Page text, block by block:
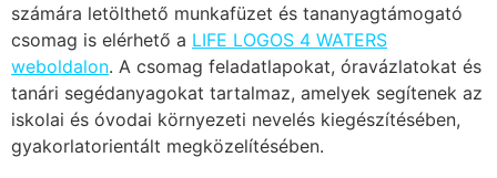
számára letölthető munkafüzet és tananyagtámogató
csomag is elérhető a LIFE LOGOS 4 WATERS
weboldalon. A csomag feladatlapokat, óravázlatokat és
tanári segédanyagokat tartalmaz, amelyek segítenek az
iskolai és óvodai környezeti nevelés kiegészítésében,
gyakorlatorientált megközelítésében.